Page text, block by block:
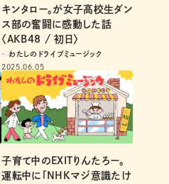
キンタロー。が女子高校生ダン
ス部の奮闘に感動した話
〈AKB48 / 初日〉
わたしのドライブミュージック
2025.06.05
子育て中のEXITりんたろー。
運転中に「NHKマジ意識たけ